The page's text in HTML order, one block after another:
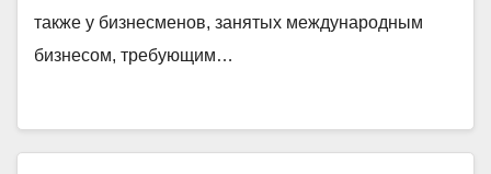
также у бизнесменов, занятых международным
бизнесом, требующим…